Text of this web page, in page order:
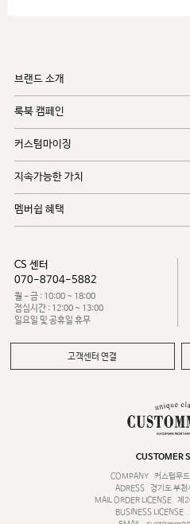
브랜드 소개
룩북 캠페인
커스텀마이징
지속가능한 가치
멤버쉽 혜택
CS 센터
070-8704-5882
월 - 금 : 10:00 ~ 18:00
점심시간 : 12:00 ~ 13:00
일요일 및 공휴일 휴무
고객센터 연결
CUSTOMER
COMPANY
커스텀무드
ADRESS
경기도 부
MAIL ORDER LICENSE
제
BUSINESS LICENSE